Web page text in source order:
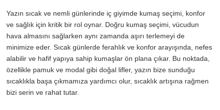
Yazın sıcak ve nemli günlerinde iç giyimde kumaş seçimi, konfor
ve sağlık için kritik bir rol oynar. Doğru kumaş seçimi, vücudun
hava almasını sağlarken aynı zamanda aşırı terlemeyi de
minimize eder. Sıcak günlerde ferahlık ve konfor arayışında, nefes
alabilir ve hafif yapıya sahip kumaşlar ön plana çıkar. Bu noktada,
özellikle pamuk ve modal gibi doğal lifler, yazın bize sunduğu
sıcaklıkla başa çıkmamıza yardımcı olur, sıcaklık artışına rağmen
bizi serin ve rahat tutar.